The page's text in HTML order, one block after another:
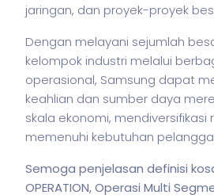
jaringan, dan proyek-proyek
Dengan melayani sejumlah
kelompok industri melalui
operasional, Samsung dapat
keahlian dan sumber daya
skala ekonomi, mendiversifikasi
memenuhi kebutuhan
Semoga penjelasan definisi
OPERATION, Operasi Multi